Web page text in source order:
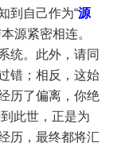
到自己作为“源
源紧密相连。
统。此外，请同
错；相反，这始
历了偏离，你绝
此世，正是为
历，最终都将汇